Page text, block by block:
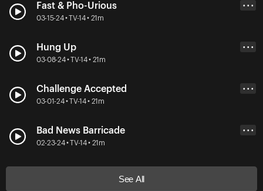
Fast & Pho-Urious
03-15-24 • TV-14 • 21m
• • •
Hung Up
03-08-24 • TV-14 • 21m
• • •
Challenge Accepted
03-01-24 • TV-14 • 21m
• • •
Bad News Barricade
02-23-24 • TV-14 • 21m
• • •
See All